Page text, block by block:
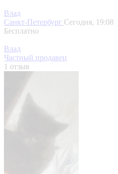
Влад
Санкт-Петербург Сегодня, 19:08
Бесплатно
Влад
Частный продавец
1 отзыв